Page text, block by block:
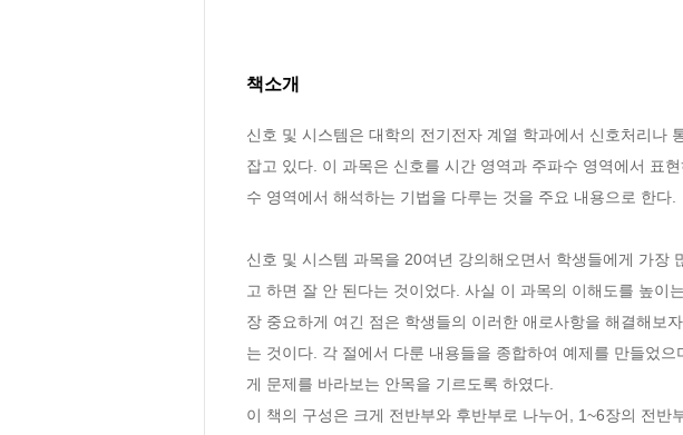
책소개
신호 및 시스템은 대학의 전기전자 계열 학과에서 신호처리나
잡고 있다. 이 과목은 신호를 시간 영역과 주파수 영역에서 표
수 영역에서 해석하는 기법을 다루는 것을 주요 내용으로 한다.
신호 및 시스템 과목을 20여년 강의해오면서 학생들에게 가장
고 하면 잘 안 된다는 것이었다. 사실 이 과목의 이해도를 높
장 중요하게 여긴 점은 학생들의 이러한 애로사항을 해결해보
는 것이다. 각 절에서 다룬 내용들을 종합하여 예제를 만들었
게 문제를 바라보는 안목을 기르도록 하였다.
이 책의 구성은 크게 전반부와 후반부로 나누어, 1~6장의 전